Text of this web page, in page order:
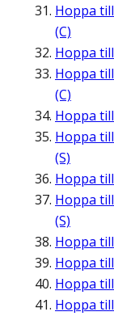
Hoppa till
(C)
Hoppa till
Hoppa till
(C)
Hoppa till
Hoppa till
(S)
Hoppa till
Hoppa till
(S)
Hoppa till
Hoppa till
Hoppa till
Hoppa till